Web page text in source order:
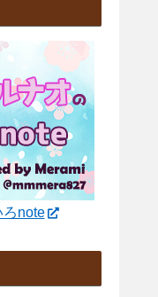
ろnote